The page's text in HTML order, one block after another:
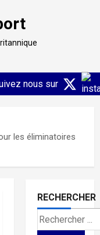
nous sur
les éliminatoires
RECHERCHER
Search
for: